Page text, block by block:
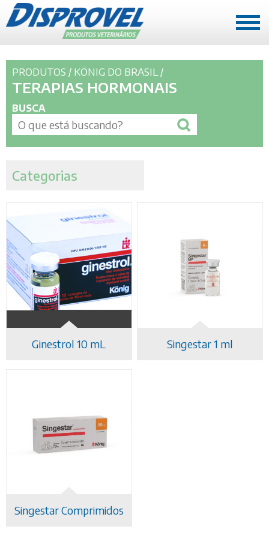
A EMPRESA
Quem somos
Missão, Visão e Valores
REPRESENTANTES
Mato Grosso
Rondônia e Acre
NOTÍCIAS
PRODUTOS / KÖNIG DO BRASIL /
TERAPIAS HORMONAIS
BUSCA
Categorias
Ginestrol 10 mL Singestar 1 ml
Singestar Comprimidos